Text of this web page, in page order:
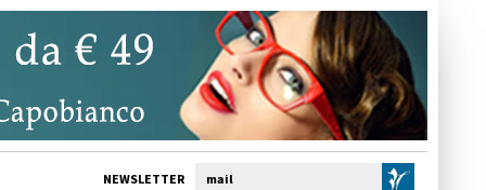
NEWSLETTER